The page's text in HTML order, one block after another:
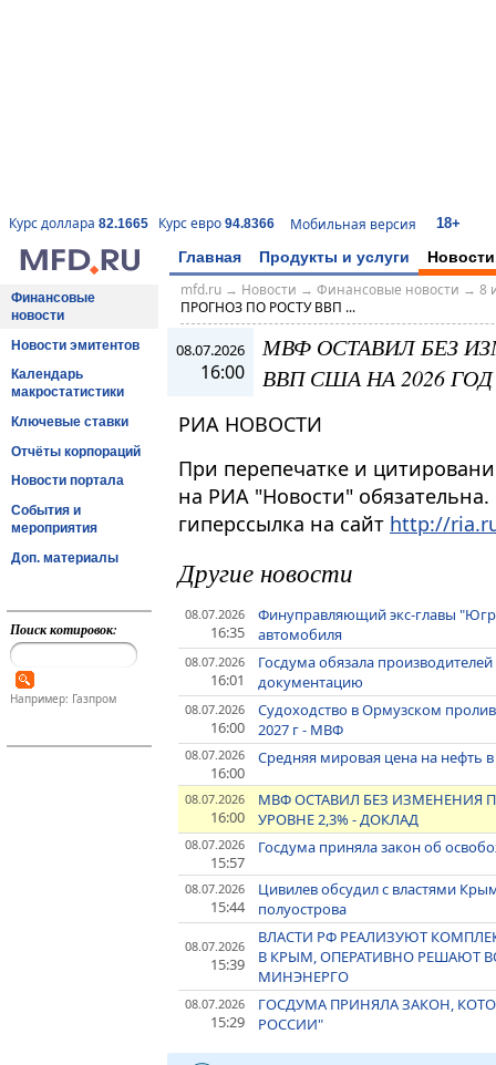
Курс доллара 82.1665 Курс евро 94.8366 Мобильная версия 18+
Главная Продукты и услуги Новости
Финансовые
новости
Новости эмитентов
Календарь
макростатистики
Ключевые ставки
Отчёты корпораций
Новости портала
События и
мероприятия
Доп. материалы
Поиск котировок:
Например: Газпром
mfd.ru→ Новости → Финансовые новости → 8
ПРОГНОЗ ПО РОСТУ ВВП ...
08.07.2026
16:00
МВФ ОСТАВИЛ БЕЗ
ВВП США НА 2026
РИА НОВОСТИ
При перепечатке и
на РИА "Новости"
гиперссылка на сайт http://
Другие новости
08.07.2026
16:35
Финуправляющий экс-главы
автомобиля
08.07.2026
16:01
Госдума обязала
документацию
08.07.2026
16:00
Судоходство в Ормузском
2027 г - МВФ
08.07.2026
16:00
Средняя мировая цена на нефть
08.07.2026
16:00
МВФ ОСТАВИЛ БЕЗ ИЗМЕНЕНИЯ
УРОВНЕ 2,3% - ДОКЛАД
08.07.2026
15:57
Госдума приняла закон об
08.07.2026
15:44
Цивилев обсудил с властями
полуострова
08.07.2026
15:39
ВЛАСТИ РФ РЕАЛИЗУЮТ
В КРЫМ, ОПЕРАТИВНО РЕШАЮТ
МИНЭНЕРГО
08.07.2026
15:29
ГОСДУМА ПРИНЯЛА ЗАКОН,
РОССИИ"